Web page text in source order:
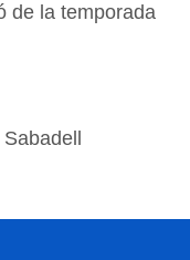
de la temporada